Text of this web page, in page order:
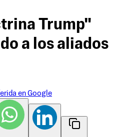
Trump"
a los aliados
en Google